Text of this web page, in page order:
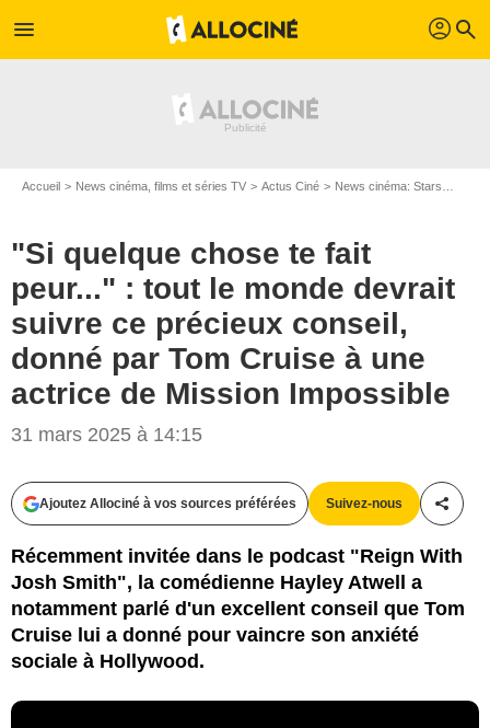
menu profil search
Accueil News cinéma, films et séries TV Actus Ciné News cinéma: Stars
"Si quelque chose te fait
peur..." : tout le monde devrait
suivre ce précieux conseil,
donné par Tom Cruise à une
actrice de Mission Impossible
31 mars 2025 à 14:15
Ajoutez Allociné à vos sources préférées Suivez-nous
Récemment invitée dans le podcast "Reign With
Josh Smith", la comédienne Hayley Atwell a
notamment parlé d'un excellent conseil que Tom
Cruise lui a donné pour vaincre son anxiété
sociale à Hollywood.